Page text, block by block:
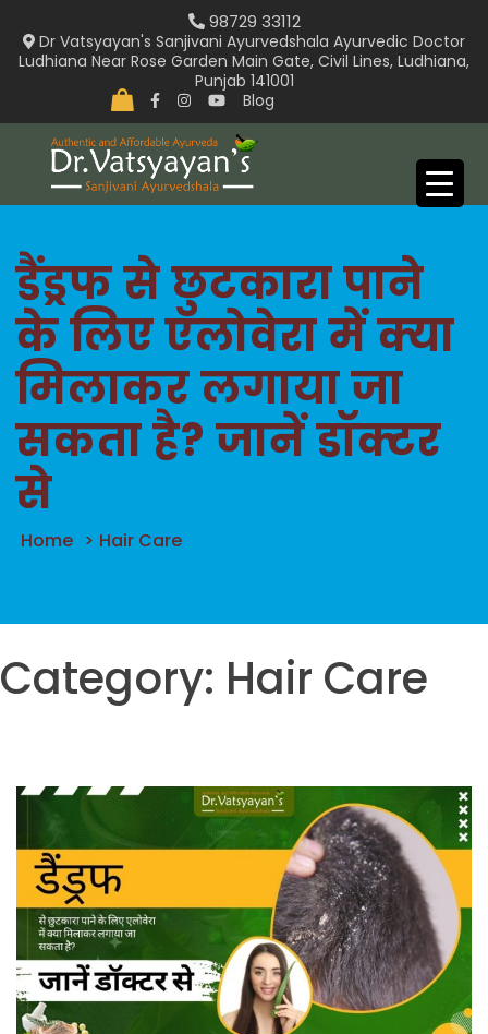
content
98729 33112
Dr Vatsyayan's Sanjivani Ayurvedshala Ayurvedic Doctor
Ludhiana Near Rose Garden Main Gate, Civil Lines, Ludhiana,
Punjab 141001
Blog
डैंड्रफ से छुटकारा पाने
के लिए एलोवेरा में क्या
मिलाकर लगाया जा
सकता है? जानें डॉक्टर
से
Home > Hair Care
Category: Hair Care